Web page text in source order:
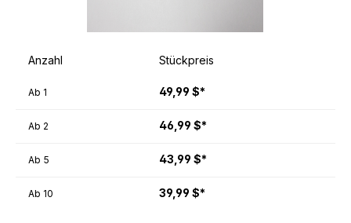
Anzahl Stückpreis
Ab 1 49,99 $*
Ab 2 46,99 $*
Ab 5 43,99 $*
Ab 10 39,99 $*